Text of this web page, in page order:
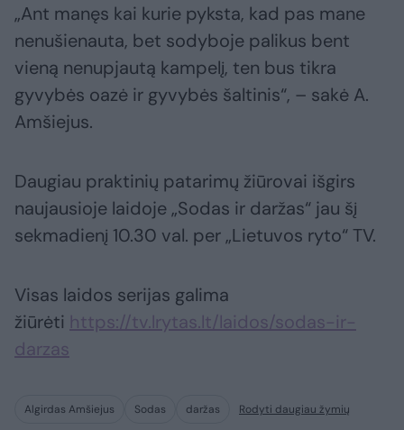
„Ant manęs kai kurie pyksta, kad pas mane
nenušienauta, bet sodyboje palikus bent
vieną nenupjautą kampelį, ten bus tikra
gyvybės oazė ir gyvybės šaltinis“, – sakė A.
Amšiejus.
Daugiau praktinių patarimų žiūrovai išgirs
naujausioje laidoje „Sodas ir daržas“ jau šį
sekmadienį 10.30 val. per „Lietuvos ryto“ TV.
Visas laidos serijas galima
žiūrėti https://tv.lrytas.lt/laidos/sodas-ir-
darzas
Algirdas Amšiejus Sodas daržas Rodyti daugiau žymių